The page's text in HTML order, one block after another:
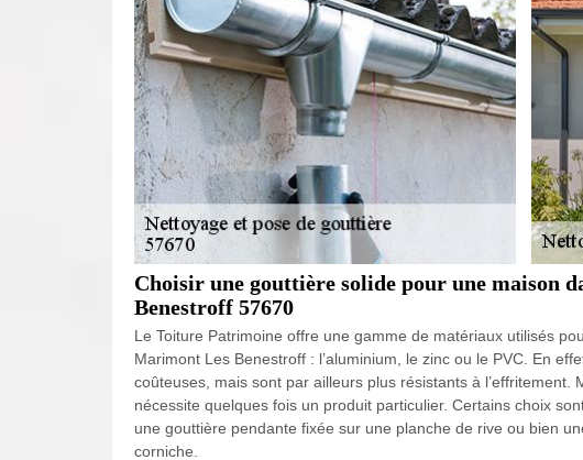
Choisir une gouttière solide pour une maison
Benestroff 57670
Le Toiture Patrimoine offre une gamme de matériaux utilisés
Marimont Les Benestroff : l’aluminium, le zinc ou le PVC. En
coûteuses, mais sont par ailleurs plus résistants à
nécessite quelques fois un produit particulier. Certains choix
une gouttière pendante fixée sur une planche de rive ou bien
corniche.